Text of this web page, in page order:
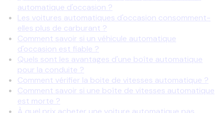
automatique d'occasion ?
Les voitures automatiques d'occasion consomment-
elles plus de carburant ?
Comment savoir si un véhicule automatique
d'occasion est fiable ?
Quels sont les avantages d'une boîte automatique
pour la conduite ?
Comment vérifier la boite de vitesses automatique ?
Comment savoir si une boîte de vitesses automatique
est morte ?